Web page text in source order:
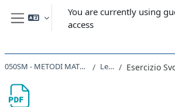
Skip to main content
Side panel
You are currently using
access
050SM - METODI MATEMATICI DELLA FISICA 2023 Lezione 22